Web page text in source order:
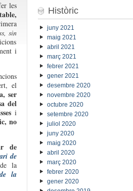
les
sin
i
el
ser
del
i
no
de
de
la
la
Històric
juny 2021
maig 2021
abril 2021
març 2021
febrer 2021
gener 2021
desembre 2020
novembre 2020
octubre 2020
setembre 2020
juliol 2020
juny 2020
maig 2020
abril 2020
març 2020
febrer 2020
gener 2020